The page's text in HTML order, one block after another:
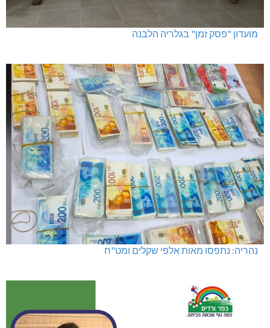
מועדון "פסק זמן" בגלריה הלבנה
נהריה: נתפסו מאות אלפי שקלים ומט"ח